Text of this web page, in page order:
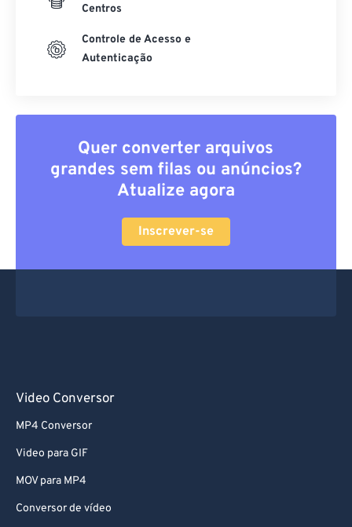
Centros
Controle de Acesso e
Autenticação
Quer converter arquivos
grandes sem filas ou anúncios?
Atualize agora
Inscrever-se
Video Conversor
MP4 Conversor
Video para GIF
MOV para MP4
Conversor de vídeo